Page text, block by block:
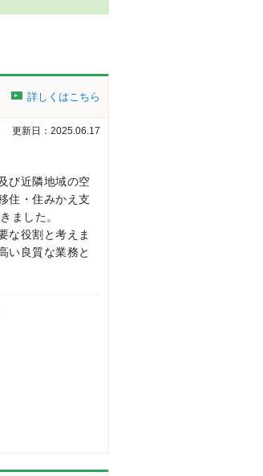
詳しくはこちら
更新日：2025.06.17
び近隣地域の空
住・住みかえ支
ました。
な役割と考えま
い良質な業務と